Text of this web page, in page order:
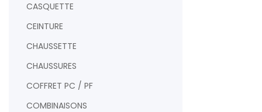
CASQUETTE
CEINTURE
CHAUSSETTE
CHAUSSURES
COFFRET PC / PF
COMBINAISONS